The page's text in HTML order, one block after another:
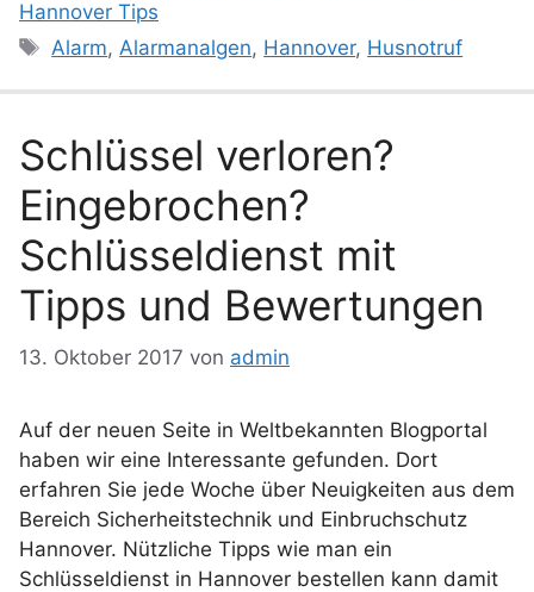
Hannover Tips
Schlagwörter
Alarm, Alarmanalgen, Hannover, Husnotruf
Schlüssel verloren?
Eingebrochen?
Schlüsseldienst mit
Tipps und Bewertungen
13. Oktober 2017 von admin
Auf der neuen Seite in Weltbekannten Blogportal
haben wir eine Interessante gefunden. Dort
erfahren Sie jede Woche über Neuigkeiten aus dem
Bereich Sicherheitstechnik und Einbruchschutz
Hannover. Nützliche Tipps wie man ein
Schlüsseldienst in Hannover bestellen kann damit